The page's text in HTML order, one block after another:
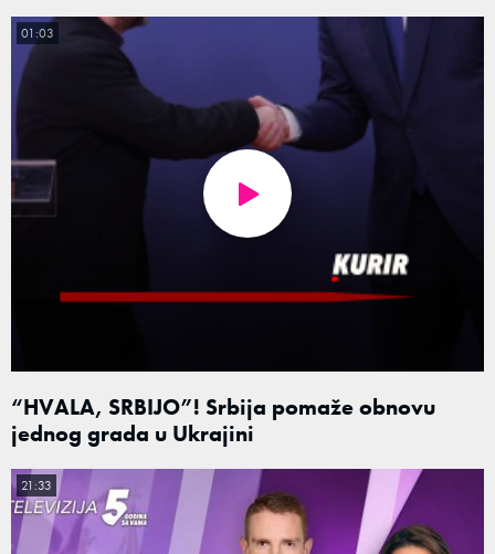
“HVALA, SRBIJO”! Srbija pomaže obnovu
jednog grada u Ukrajini
01:03
21:33